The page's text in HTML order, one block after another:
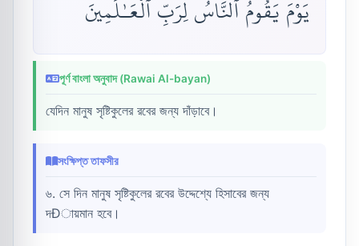
يَوْمَ يَقُومُ ٱلنَّاسُ لِرَبِّ ٱلْعَـٰلَمِينَ
পূর্ণ বাংলা অনুবাদ (Rawai Al-bayan)
যেদিন মানুষ সৃষ্টিকুলের রবের জন্য দাঁড়াবে।
সংক্ষিপ্ত তাফসীর
৬. সে দিন মানুষ সৃষ্টিকুলের রবের উদ্দেশ্যে হিসাবের জন্য
দÐায়মান হবে।